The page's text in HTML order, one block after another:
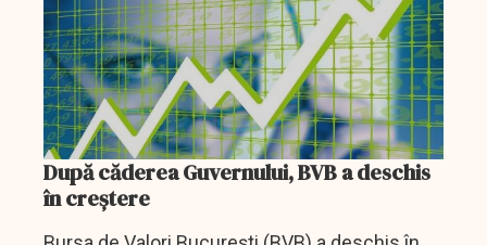
După căderea Guvernului, BVB a deschis
în creștere